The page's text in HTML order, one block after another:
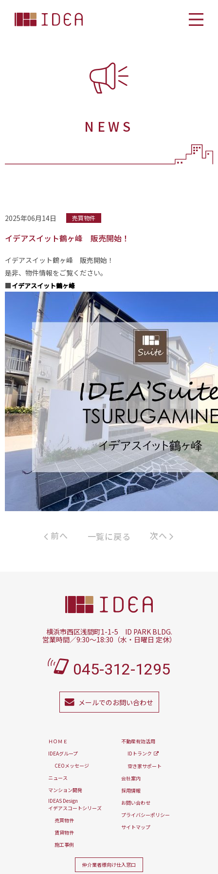
NEWS
2025年06月14日 売買物件
イデアスイット鶴ヶ峰 販売開始！
イデアスイット鶴ヶ峰 販売開始！
是非、物件情報をご覧ください。
■イデアスイット鶴ヶ峰
前へ 一覧に戻る 次へ
横浜市西区浅間町1-1-5 ID PARK BLDG.
営業時間／9:30～18:30（水・日曜日 定休）
045-312-1295
メールでのお問い合わせ
ＨＯＭＥ
IDEAグループ
CEOメッセージ
ニュース
マンション開発
IDEAS Design
イデアスコートシリーズ
売買物件
賃貸物件
施工事例
不動産有効活用
IDトランク
空き家サポート
会社案内
採用情報
お問い合わせ
プライバシーポリシー
サイトマップ
仲介業者様向け仕入窓口